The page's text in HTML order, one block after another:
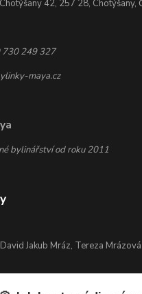
42, 257 28, Chotýšany,
730 249 327
maya.cz
bylinářství od roku 2011
David Jakub Mráz, Tereza Mrázová
maya.cz